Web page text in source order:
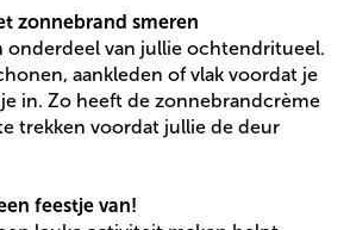
zonnebrand smeren
onderdeel van jullie ochtendritueel.
aankleden of vlak voordat je
in. Zo heeft de zonnebrandcrème
trekken voordat jullie de deur
feestje van!